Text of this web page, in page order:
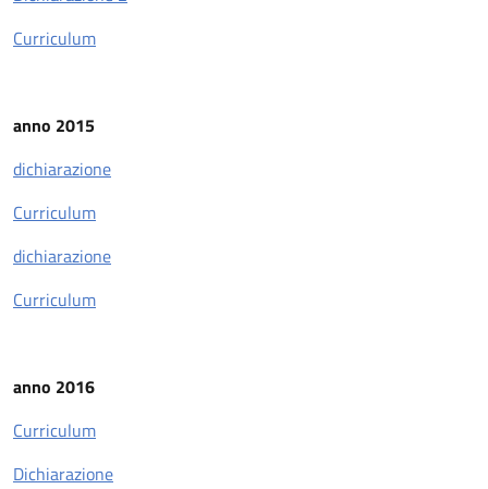
Curriculum
anno 2015
dichiarazione
Curriculum
dichiarazione
Curriculum
anno 2016
Curriculum
Dichiarazione